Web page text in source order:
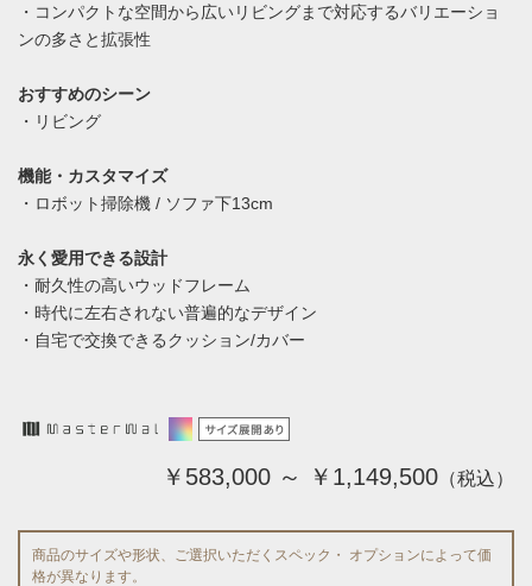
・コンパクトな空間から広いリビングまで対応するバリエーショ
ンの多さと拡張性
おすすめのシーン
・リビング
機能・カスタマイズ
・ロボット掃除機 / ソファ下13cm
永く愛用できる設計
・耐久性の高いウッドフレーム
・時代に左右されない普遍的なデザイン
・自宅で交換できるクッション/カバー
￥583,000 ～ ￥1,149,500 （税込）
商品のサイズや形状、ご選択いただくスペック・ オプションによって価
格が異なります。